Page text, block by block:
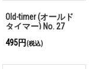
Old-timer (オールド
タイマー) No. 27
495円 (税込)